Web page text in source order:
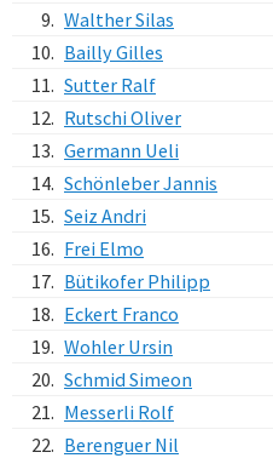
9. Walther Silas
10. Bailly Gilles
11. Sutter Ralf
12. Rutschi Oliver
13. Germann Ueli
14. Schönleber Jannis
15. Seiz Andri
16. Frei Elmo
17. Bütikofer Philipp
18. Eckert Franco
19. Wohler Ursin
20. Schmid Simeon
21. Messerli Rolf
22. Berenguer Nil